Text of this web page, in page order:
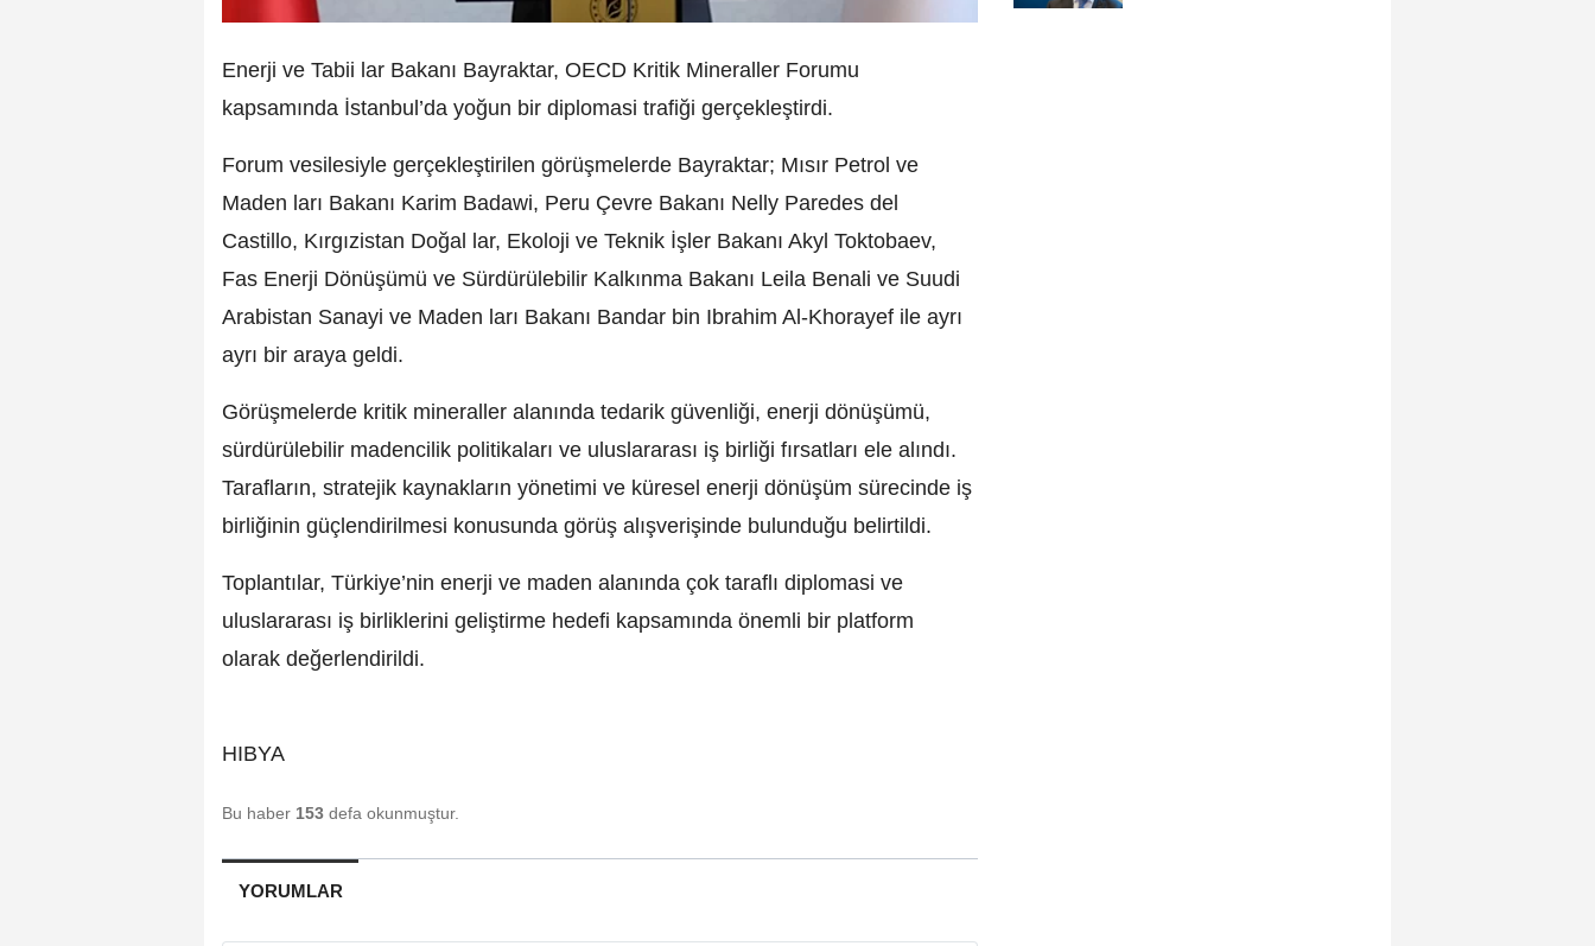
Enerji ve Tabii lar Bakanı Bayraktar, OECD Kritik Mineraller Forumu
kapsamında İstanbul’da yoğun bir diplomasi trafiği gerçekleştirdi.
Forum vesilesiyle gerçekleştirilen görüşmelerde Bayraktar; Mısır Petrol ve
Maden ları Bakanı Karim Badawi, Peru Çevre Bakanı Nelly Paredes del
Castillo, Kırgızistan Doğal lar, Ekoloji ve Teknik İşler Bakanı Akyl Toktobaev,
Fas Enerji Dönüşümü ve Sürdürülebilir Kalkınma Bakanı Leila Benali ve Suudi
Arabistan Sanayi ve Maden ları Bakanı Bandar bin Ibrahim Al-Khorayef ile ayrı
ayrı bir araya geldi.
Görüşmelerde kritik mineraller alanında tedarik güvenliği, enerji dönüşümü,
sürdürülebilir madencilik politikaları ve uluslararası iş birliği fırsatları ele alındı.
Tarafların, stratejik kaynakların yönetimi ve küresel enerji dönüşüm sürecinde iş
birliğinin güçlendirilmesi konusunda görüş alışverişinde bulunduğu belirtildi.
Toplantılar, Türkiye’nin enerji ve maden alanında çok taraflı diplomasi ve
uluslararası iş birliklerini geliştirme hedefi kapsamında önemli bir platform
olarak değerlendirildi.
HIBYA
Bu haber 153 defa okunmuştur.
YORUMLAR